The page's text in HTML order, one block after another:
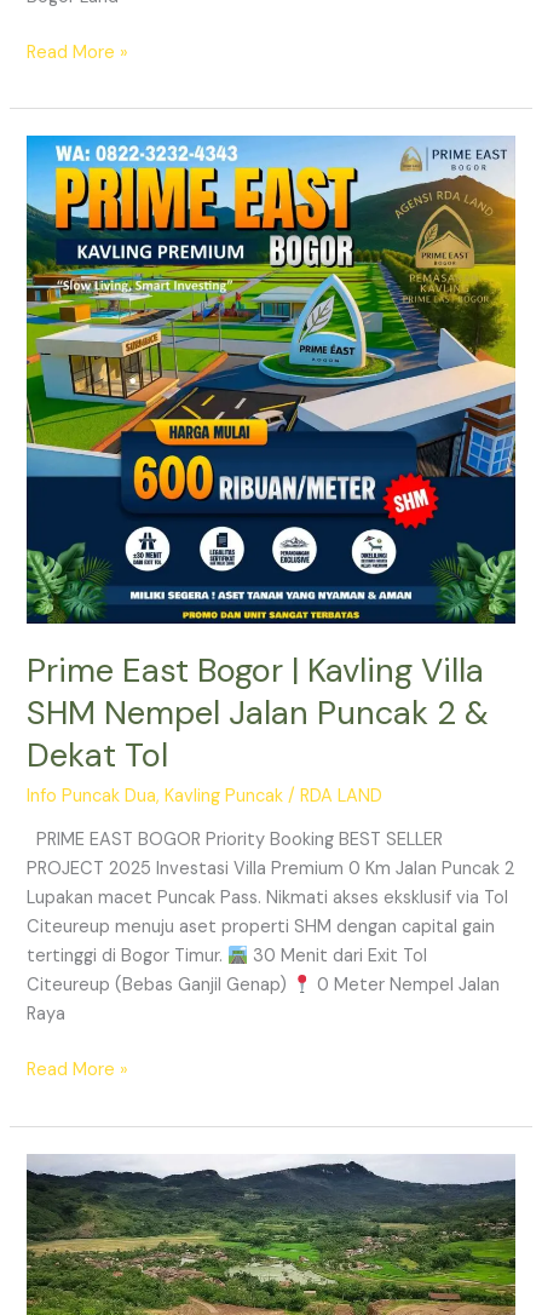
Read More »
Prime East Bogor | Kavling Villa
SHM Nempel Jalan Puncak 2 &
Dekat Tol
Info Puncak Dua,Kavling Puncak /RDA LAND
PRIME EAST BOGOR Priority Booking BEST SELLER
PROJECT 2025 Investasi Villa Premium 0 Km Jalan Puncak 2
Lupakan macet Puncak Pass. Nikmati akses eksklusif via Tol
Citeureup menuju aset properti SHM dengan capital gain
tertinggi di Bogor Timur.
30 Menit dari Exit Tol
Citeureup (Bebas Ganjil Genap)
0 Meter Nempel Jalan
Raya
Prime
East
Bogor
|
Kavling
Villa
SHM
Nempel
Jalan
Puncak
2
Read More »
Tanah
Kavling
Villa
Prime
East